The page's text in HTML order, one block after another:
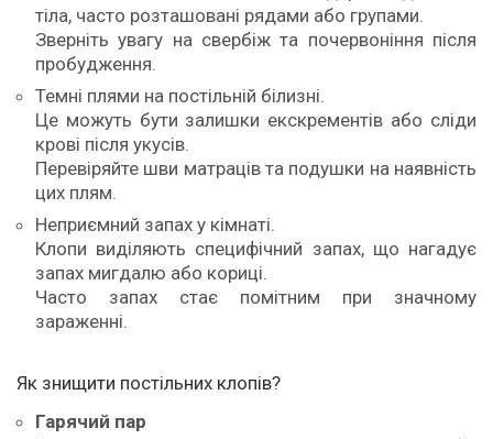
тіла, часто розташовані рядами або групами.
Зверніть увагу на свербіж та почервоніння після
пробудження.
Темні плями на постільній білизні.
Це можуть бути залишки екскрементів або сліди
крові після укусів.
Перевіряйте шви матраців та подушки на наявність
цих плям.
Неприємний запах у кімнаті.
Клопи виділяють специфічний запах, що нагадує
запах мигдалю або кориці.
Часто запах стає помітним при значному
зараженні.
Як знищити постільних клопів?
Гарячий пар